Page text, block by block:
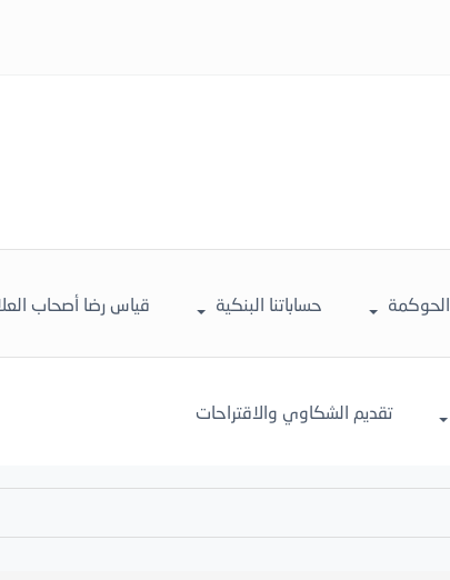
الحوكمة حساباتنا البنكية قياس رضا أصحاب
تقديم الشكاوي والاقتراحات